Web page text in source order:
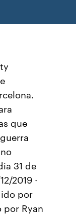
que
31 de
2019 ·
por
por Ryan